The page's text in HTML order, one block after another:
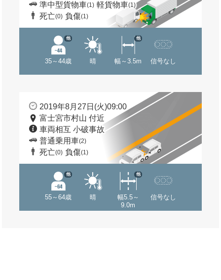
準中型貨物車(1) 軽貨物車(1)
死亡(0) 負傷(1)
35～44歳
他
晴 幅～3.5m
他
信号なし
2019年8月27日(火)09:00
富士宮市村山 付近
車両相互 小破事故
普通乗用車(2)
死亡(0) 負傷(1)
55～64歳
他
晴
幅5.5～
9.0m
他
信号なし